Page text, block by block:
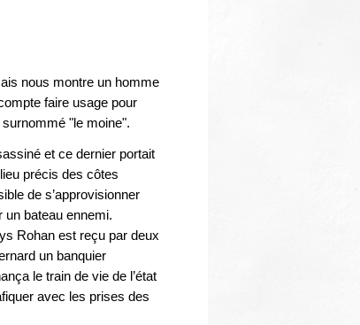
nous montre un homme
faire usage pour
"le moine".
et ce dernier portait
précis des côtes
de s’approvisionner
bateau ennemi.
Rohan est reçu par deux
un banquier
le train de vie de l’état
avec les prises des